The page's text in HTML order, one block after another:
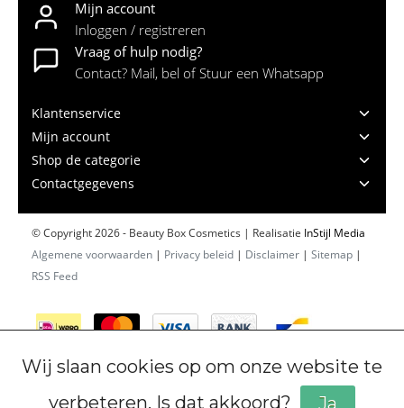
Mijn account
Inloggen / registreren
Vraag of hulp nodig?
Contact? Mail, bel of Stuur een Whatsapp
Klantenservice
Mijn account
Shop de categorie
Contactgegevens
© Copyright 2026 - Beauty Box Cosmetics | Realisatie InStijl Media
Algemene voorwaarden | Privacy beleid | Disclaimer | Sitemap |
RSS Feed
Wij slaan cookies op om onze website te
verbeteren. Is dat akkoord?